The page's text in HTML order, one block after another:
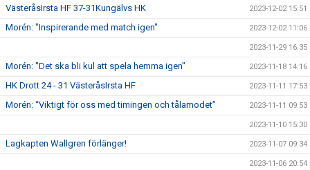
VästeråsIrsta HF 37-31Kungälvs HK 2023-12-02 15:51
Morén: "Inspirerande med match igen" 2023-12-02 11:06
2023-11-29 16:35
Morén: "Det ska bli kul att spela hemma igen" 2023-11-18 14:16
HK Drott 24 - 31 VästeråsIrsta HF 2023-11-11 17:53
Morén: “Viktigt för oss med timingen och tålamodet” 2023-11-11 09:53
2023-11-10 15:30
Lagkapten Wallgren förlänger! 2023-11-07 09:34
2023-11-06 20:54